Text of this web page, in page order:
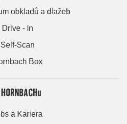
obkladů a dlažeb
Drive - In
Self-Scan
Box
a Kariera